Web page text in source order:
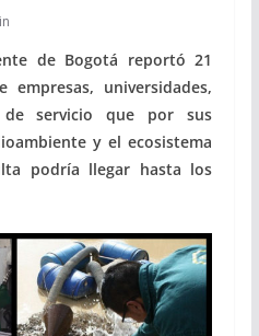
de Bogotá reportó 21
universidades,
de servicio que por sus
y el ecosistema
podría llegar hasta los